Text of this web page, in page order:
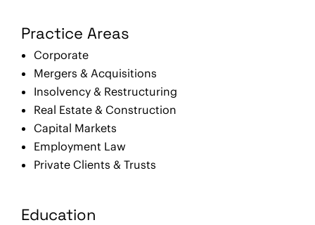
Practice Areas
Corporate
Mergers & Acquisitions
Insolvency & Restructuring
Real Estate & Construction
Capital Markets
Employment Law
Private Clients & Trusts
Education